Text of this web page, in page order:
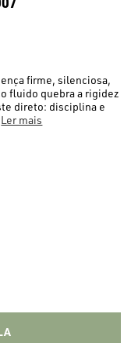
firme, silenciosa,
fluido quebra a rigidez
direto: disciplina e
Ler mais